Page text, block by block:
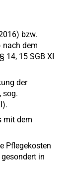
bzw.
nach dem
14, 15 SGB XI
der
sog.
mit dem
Pflegekosten
in